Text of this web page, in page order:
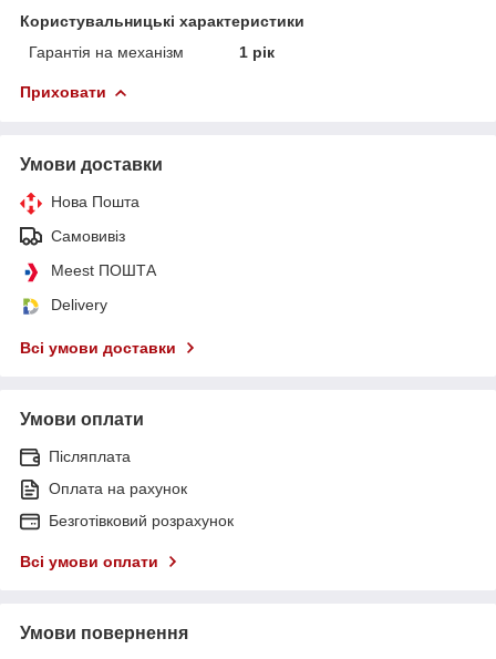
Користувальницькі характеристики
Гарантія на механізм
1 рік
Приховати
Умови доставки
Нова Пошта
Самовивіз
Meest ПОШТА
Delivery
Всі умови доставки
Умови оплати
Післяплата
Оплата на рахунок
Безготівковий розрахунок
Всі умови оплати
Умови повернення